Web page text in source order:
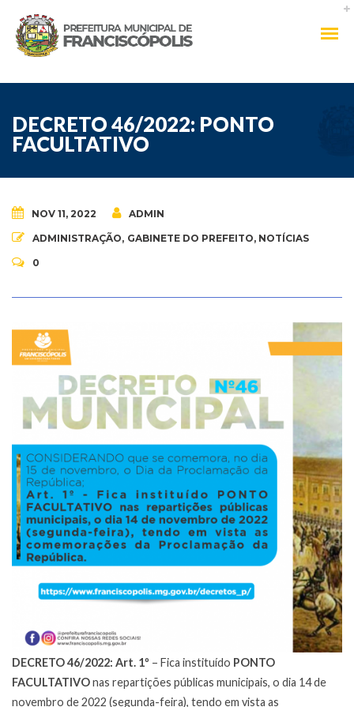
DECRETO 46/2022: PONTO
FACULTATIVO
NOV 11, 2022 ADMIN
ADMINISTRAÇÃO, GABINETE DO PREFEITO, NOTÍCIAS
0
DECRETO 46/2022: Art. 1º – Fica instituído PONTO
FACULTATIVOnas repartições públicas municipais, o dia 14 de
novembro de 2022 (segunda-feira), tendo em vista as